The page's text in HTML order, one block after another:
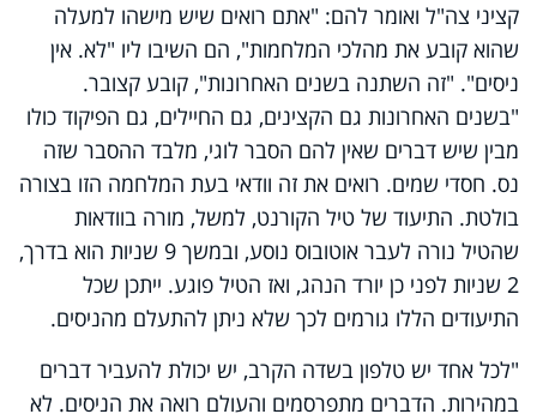
קציני צה"ל ואומר להם: "אתם רואים שיש מישהו למעלה
שהוא קובע את מהלכי המלחמות", הם השיבו ליו "לא. אין
ניסים". "זה השתנה בשנים האחרונות", קובע קצובר.
"בשנים האחרונות גם הקצינים, גם החיילים, גם הפיקוד כולו
מבין שיש דברים שאין להם הסבר לוגי, מלבד ההסבר שזה
נס. חסדי שמים. רואים את זה וודאי בעת המלחמה הזו בצורה
בולטת. התיעוד של טיל הקורנט, למשל, מורה בוודאות
שהטיל נורה לעבר אוטובוס נוסע, ובמשך 9 שניות הוא בדרך,
2 שניות לפני כן יורד הנהג, ואז הטיל פוגע. ייתכן שכל
התיעודים הללו גורמים לכך שלא ניתן להתעלם מהניסים.
"לכל אחד יש טלפון בשדה הקרב, יש יכולת להעביר דברים
במהירות. הדברים מתפרסמים והעולם רואה את הניסים. לא